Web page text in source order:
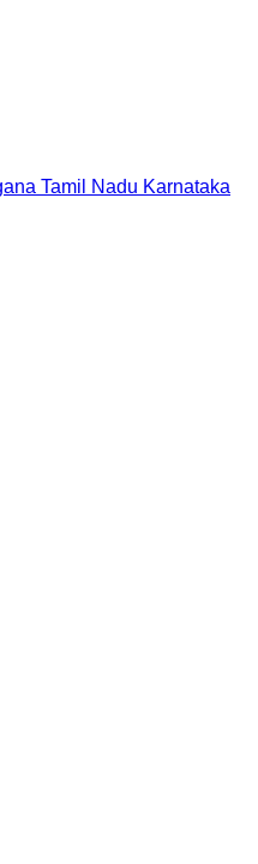
Tamil Nadu Karnataka